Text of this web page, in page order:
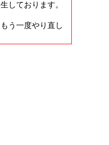
しております。
う一度やり直し